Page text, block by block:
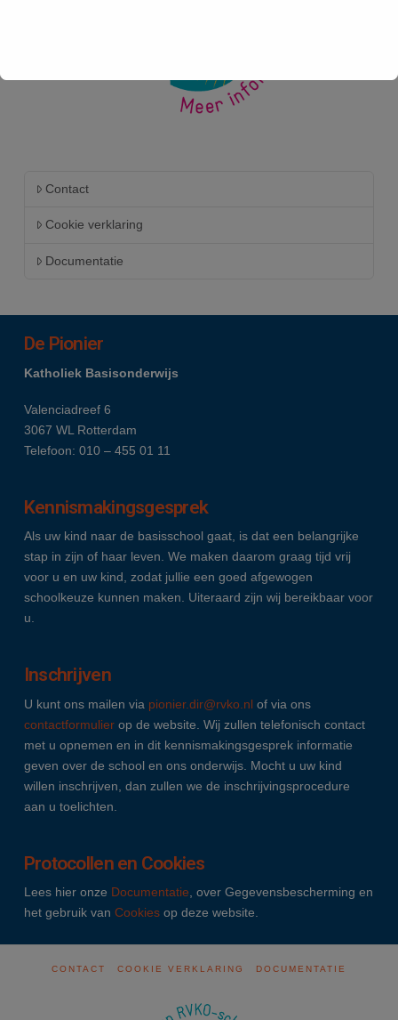
Contact
Cookie verklaring
Documentatie
De Pionier
Katholiek Basisonderwijs
Valenciadreef 6
3067 WL Rotterdam
Telefoon: 010 – 455 01 11
Kennismakingsgesprek
Als uw kind naar de basisschool gaat, is dat een belangrijke
stap in zijn of haar leven. We maken daarom graag tijd vrij
voor u en uw kind, zodat jullie een goed afgewogen
schoolkeuze kunnen maken. Uiteraard zijn wij bereikbaar voor
u.
Inschrijven
U kunt ons mailen via pionier.dir@rvko.nl of via ons
contactformulierop de website. Wij zullen telefonisch contact
met u opnemen en in dit kennismakingsgesprek informatie
geven over de school en ons onderwijs. Mocht u uw kind
willen inschrijven, dan zullen we de inschrijvingsprocedure
aan u toelichten.
Protocollen en Cookies
Lees hier onze Documentatie, over Gegevensbescherming en
het gebruik van Cookiesop deze website.
CONTACT COOKIE VERKLARING DOCUMENTATIE